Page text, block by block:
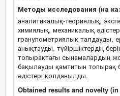
Методы исследования (на
аналитикалық-теориялық,
химиялық, механикалық
гранулометриялық талдауды,
анықтауды, түйіршіктердің
топырақтағы сынамалардың
бақылауды қамтитын топырақ
әдістері қолданылды.
Obtained results and novelty